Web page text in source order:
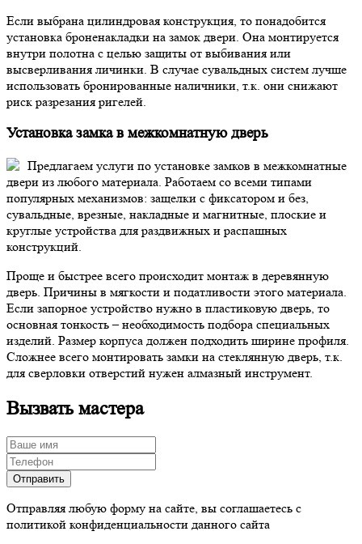
Если выбрана цилиндровая конструкция, то понадобится
установка броненакладки на замок двери. Она монтируется
внутри полотна с целью защиты от выбивания или
высверливания личинки. В случае сувальдных систем лучше
использовать бронированные наличники, т.к. они снижают
риск разрезания ригелей.
Установка замка в межкомнатную дверь
Предлагаем услуги по установке замков в межкомнатные
двери из любого материала. Работаем со всеми типами
популярных механизмов: защелки с фиксатором и без,
сувальдные, врезные, накладные и магнитные, плоские и
круглые устройства для раздвижных и распашных
конструкций.
Проще и быстрее всего происходит монтаж в деревянную
дверь. Причины в мягкости и податливости этого материала.
Если запорное устройство нужно в пластиковую дверь, то
основная тонкость – необходимость подбора специальных
изделий. Размер корпуса должен подходить ширине профиля.
Сложнее всего монтировать замки на стеклянную дверь, т.к.
для сверловки отверстий нужен алмазный инструмент.
Вызвать мастера
Отправляя любую форму на сайте, вы соглашаетесь с
политикой конфиденциальности данного сайта